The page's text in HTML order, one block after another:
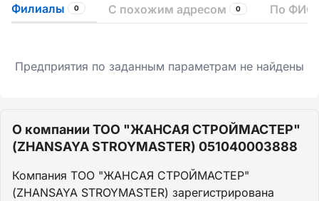
Филиалы 0 С похожим адресом 0 По ФИО
Предприятия по заданным параметрам не найдены
О компании ТОО "ЖАНСАЯ СТРОЙМАСТЕР"
(ZHANSAYA STROYMASTER) 051040003888
Компания ТОО "ЖАНСАЯ СТРОЙМАСТЕР"
(ZHANSAYA STROYMASTER) зарегистрирована